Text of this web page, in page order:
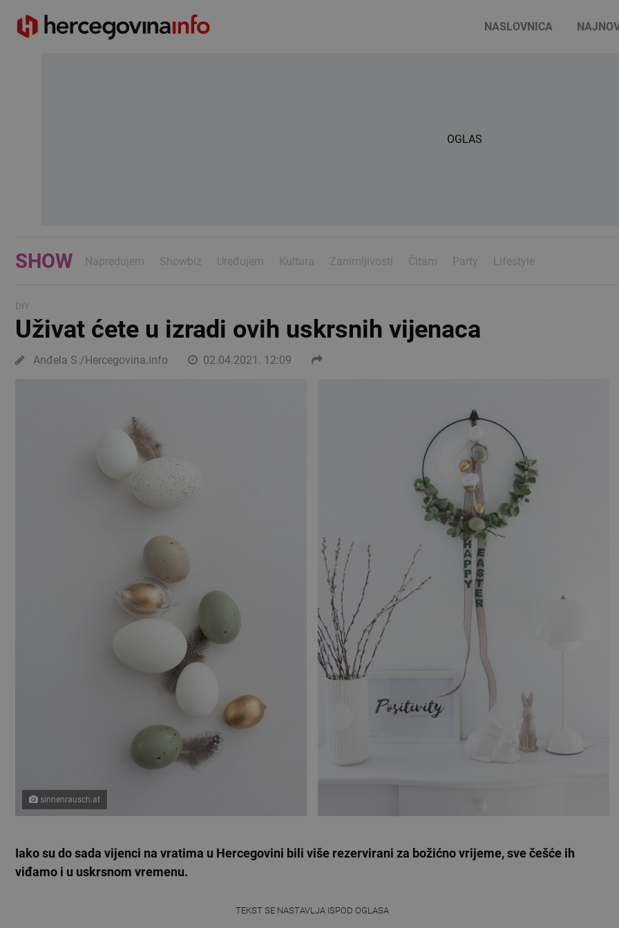
NASLOVNICA
OGLAS
SHOW Napredujem Showbiz Uređujem Kultura Zanimljivosti Čitam Party Lifestyle
DIY
Uživat ćete u izradi ovih uskrsnih vijenaca
Anđela S./Hercegovina.info 02.04.2021. 12:09
sinnenrausch.at
Iako su do sada vijenci na vratima u Hercegovini bili više rezervirani za božićno vrijeme, sve češće ih
viđamo i u uskrsnom vremenu.
TEKST SE NASTAVLJA ISPOD OGLASA